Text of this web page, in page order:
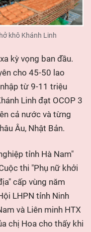
khô Khánh Linh
kỳ vọng ban đầu.
cho 45-50 lao
từ 9-11 triệu
Linh đạt OCOP 3
cả nước và từng
Âu, Nhật Bản.
tỉnh Hà Nam"
thi "Phụ nữ khởi
cấp vùng năm
LHPN tỉnh Ninh
và Liên minh HTX
chị Hoa cho thấy khi